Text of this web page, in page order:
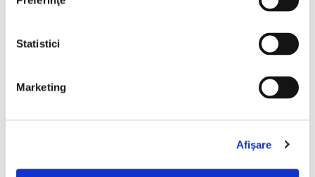
Statistici
Marketing
Afişare
Nou
❮ ❯